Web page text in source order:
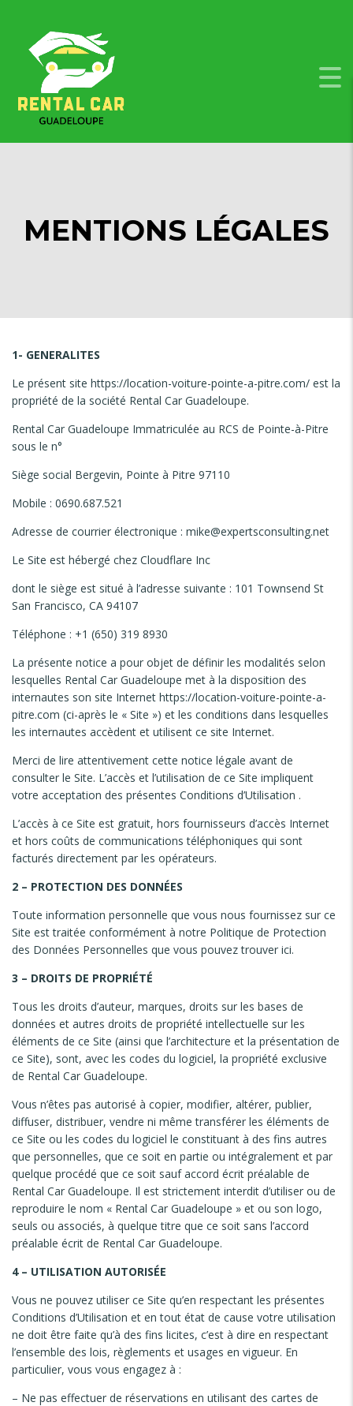
MENTIONS LÉGALES
1- GENERALITES
Le présent site https://location-voiture-pointe-a-pitre.com/ est la
propriété de la société Rental Car Guadeloupe.
Rental Car Guadeloupe Immatriculée au RCS de Pointe-à-Pitre
sous le n°
Siège social Bergevin, Pointe à Pitre 97110
Mobile : 0690.687.521
Adresse de courrier électronique : mike@expertsconsulting.net
Le Site est hébergé chez Cloudflare Inc
dont le siège est situé à l’adresse suivante : 101 Townsend St
San Francisco, CA 94107
Téléphone : +1 (650) 319 8930
La présente notice a pour objet de définir les modalités selon
lesquelles Rental Car Guadeloupe met à la disposition des
internautes son site Internet https://location-voiture-pointe-a-
pitre.com (ci-après le « Site ») et les conditions dans lesquelles
les internautes accèdent et utilisent ce site Internet.
Merci de lire attentivement cette notice légale avant de
consulter le Site. L’accès et l’utilisation de ce Site impliquent
votre acceptation des présentes Conditions d’Utilisation .
L’accès à ce Site est gratuit, hors fournisseurs d’accès Internet
et hors coûts de communications téléphoniques qui sont
facturés directement par les opérateurs.
2 – PROTECTION DES DONNÉES
Toute information personnelle que vous nous fournissez sur ce
Site est traitée conformément à notre Politique de Protection
des Données Personnelles que vous pouvez trouver ici.
3 – DROITS DE PROPRIÉTÉ
Tous les droits d’auteur, marques, droits sur les bases de
données et autres droits de propriété intellectuelle sur les
éléments de ce Site (ainsi que l’architecture et la présentation de
ce Site), sont, avec les codes du logiciel, la propriété exclusive
de Rental Car Guadeloupe.
Vous n’êtes pas autorisé à copier, modifier, altérer, publier,
diffuser, distribuer, vendre ni même transférer les éléments de
ce Site ou les codes du logiciel le constituant à des fins autres
que personnelles, que ce soit en partie ou intégralement et par
quelque procédé que ce soit sauf accord écrit préalable de
Rental Car Guadeloupe. Il est strictement interdit d’utiliser ou de
reproduire le nom « Rental Car Guadeloupe » et ou son logo,
seuls ou associés, à quelque titre que ce soit sans l’accord
préalable écrit de Rental Car Guadeloupe.
4 – UTILISATION AUTORISÉE
Vous ne pouvez utiliser ce Site qu’en respectant les présentes
Conditions d’Utilisation et en tout état de cause votre utilisation
ne doit être faite qu’à des fins licites, c’est à dire en respectant
l’ensemble des lois, règlements et usages en vigueur. En
particulier, vous vous engagez à :
– Ne pas effectuer de réservations en utilisant des cartes de